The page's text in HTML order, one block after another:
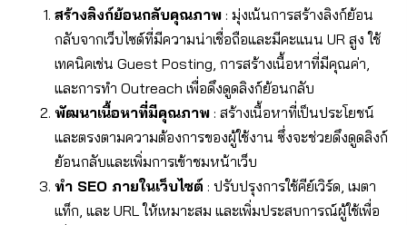
สร้างลิงก์ย้อนกลับคุณภาพ : มุ่งเน้นการสร้างลิงก์ย้อน
กลับจากเว็บไซต์ที่มีความน่าเชื่อถือและมีคะแนน UR สูง ใช้
เทคนิคเช่น Guest Posting, การสร้างเนื้อหาที่มีคุณค่า,
และการทำ Outreach เพื่อดึงดูดลิงก์ย้อนกลับ
พัฒนาเนื้อหาที่มีคุณภาพ : สร้างเนื้อหาที่เป็นประโยชน์
และตรงตามความต้องการของผู้ใช้งาน ซึ่งจะช่วยดึงดูดลิงก์
ย้อนกลับและเพิ่มการเข้าชมหน้าเว็บ
ทำ SEO ภายในเว็บไซต์ : ปรับปรุงการใช้คีย์เวิร์ด, เมตา
แท็ก, และ URL ให้เหมาะสม และเพิ่มประสบการณ์ผู้ใช้เพื่อ